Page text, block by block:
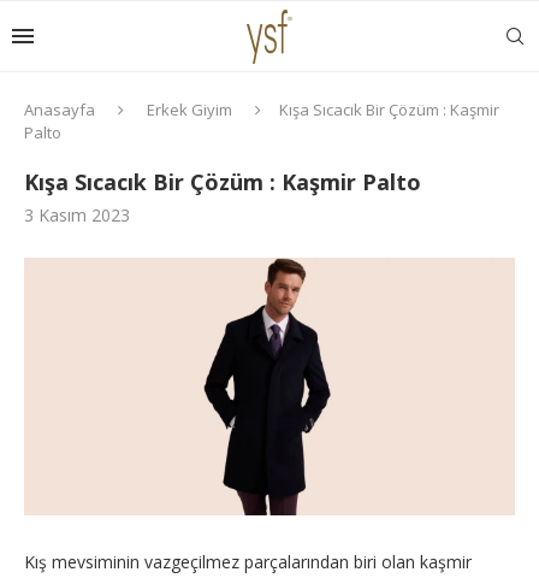
Anasayfa Erkek Giyim
Kışa Sıcacık Bir Çözüm : Kaşmir
Palto
Kışa Sıcacık Bir Çözüm : Kaşmir Palto
3 Kasım 2023
Kış mevsiminin vazgeçilmez parçalarından biri olan kaşmir